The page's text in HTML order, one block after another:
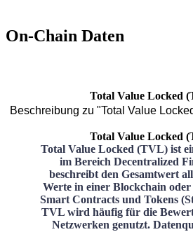
On-Chain Daten
Total Value Locked
Beschreibung zu "Total Value
Total Value Locked
Total Value Locked (TVL) ist
im Bereich Decentralized
beschreibt den Gesamtwert
Werte in einer Blockchain
Smart Contracts und Tokens
TVL wird häufig für die
Netzwerken genutzt.